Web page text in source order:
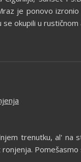
je ponovo
se okupili u
trenutku, al' na
ronjenja.